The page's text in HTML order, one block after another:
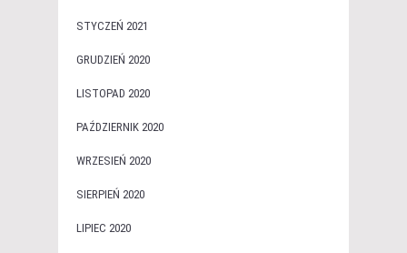
STYCZEŃ 2021
GRUDZIEŃ 2020
LISTOPAD 2020
PAŹDZIERNIK 2020
WRZESIEŃ 2020
SIERPIEŃ 2020
LIPIEC 2020